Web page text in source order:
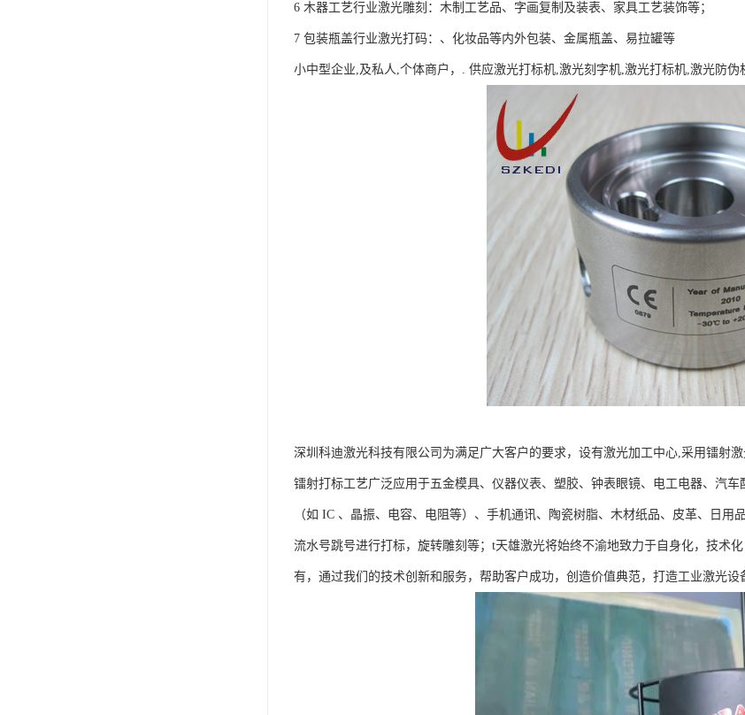
6 木器工艺行业激光雕刻：木制工艺品、字画复制及装表、家具工艺装饰等；
7 包装瓶盖行业激光打码：、化妆品等内外包装、金属瓶盖、易拉罐等
小中型企业,及私人,个体商户，. 供应激光打标机,激光刻字机,激光打标机,激光防
深圳科迪激光科技有限公司为满足广大客户的要求，设有激光加工中心,采用镭射
镭射打标工艺广泛应用于五金模具、仪器仪表、塑胶、钟表眼镜、电工电器、汽
（如 IC 、晶振、电容、电阻等）、手机通讯、陶瓷树脂、木材纸品、皮革、日用
流水号跳号进行打标，旋转雕刻等；t天雄激光将始终不渝地致力于自身化，技术
有，通过我们的技术创新和服务，帮助客户成功，创造价值典范，打造工业激光